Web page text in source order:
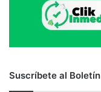
Suscríbete al Boletín